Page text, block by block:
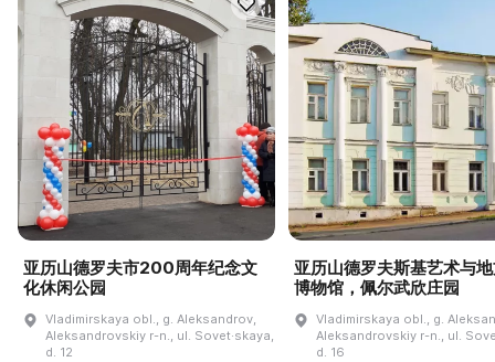
亚历山德罗夫市200周年纪念文
化休闲公园
Vladimirskaya obl., g. Aleksandrov,
Aleksandrovskiy r-n., ul. Sovet·skaya,
d. 12
亚历山德罗夫斯基艺术与
博物馆，佩尔武欣庄园
Vladimirskaya obl., g.
Aleksandrovskiy r-n., ul.
d. 16